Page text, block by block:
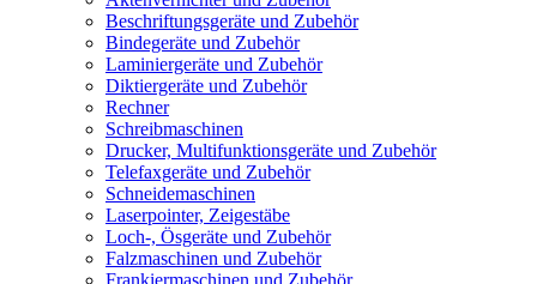
Beschriftungsgeräte und Zubehör
Bindegeräte und Zubehör
Laminiergeräte und Zubehör
Diktiergeräte und Zubehör
Rechner
Schreibmaschinen
Drucker, Multifunktionsgeräte und Zubehör
Telefaxgeräte und Zubehör
Schneidemaschinen
Laserpointer, Zeigestäbe
Loch-, Ösgeräte und Zubehör
Falzmaschinen und Zubehör